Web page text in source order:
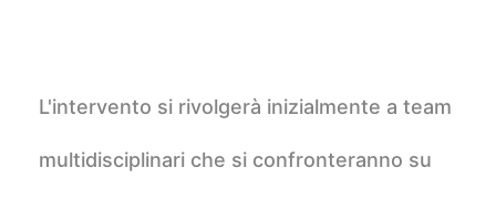
L'intervento si rivolgerà inizialmente a team
multidisciplinari che si confronteranno su